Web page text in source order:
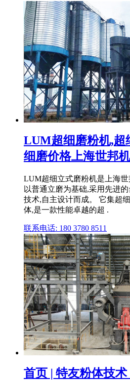
LUM超细磨粉机,超
细磨价格上海世邦
LUM超细立式磨粉机是上海
以普通立磨为基础,采用先进
技术,自主设计而成。 它集超
体,是一款性能卓越的超 .
联系电话: 180 3780 8511
首页 | 特友粉体技